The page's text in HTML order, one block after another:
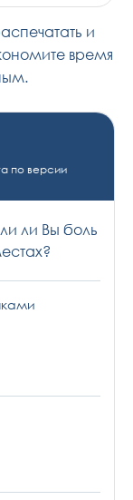
и
время
по версии
ли Вы боль